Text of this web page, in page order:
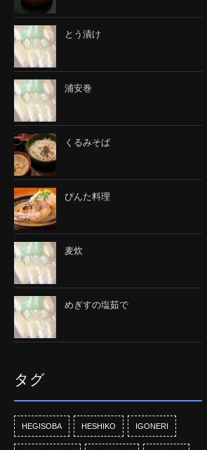
とう漬け
浦安巻
くるみそば
びんた料理
麦炊
めぎすの塩茹で
タグ
HEGISOBA HESHIKO IGONERI